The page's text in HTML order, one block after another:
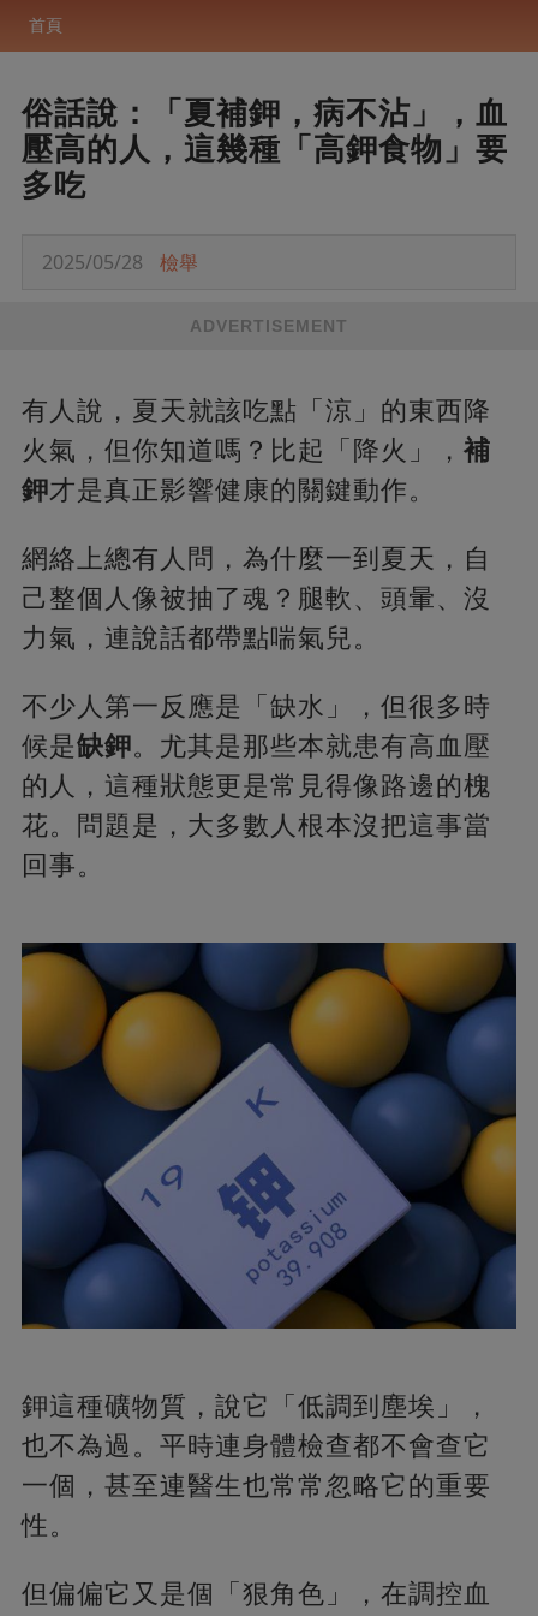
首頁
俗話說：「夏補鉀，病不沾」，血
壓高的人，這幾種「高鉀食物」要
多吃
2025/05/28 檢舉
ADVERTISEMENT
有人說，夏天就該吃點「涼」的東西降
火氣，但你知道嗎？比起「降火」， 補
鉀才是真正影響健康的關鍵動作。
網絡上總有人問，為什麼一到夏天，自
己整個人像被抽了魂？腿軟、頭暈、沒
力氣，連說話都帶點喘氣兒。
不少人第一反應是「缺水」，但很多時
候是缺鉀。尤其是那些本就患有高血壓
的人，這種狀態更是常見得像路邊的槐
花。問題是，大多數人根本沒把這事當
回事。
鉀這種礦物質，說它「低調到塵埃」，
也不為過。平時連身體檢查都不會查它
一個，甚至連醫生也常常忽略它的重要
性。
但偏偏它又是個「狠角色」，在調控血